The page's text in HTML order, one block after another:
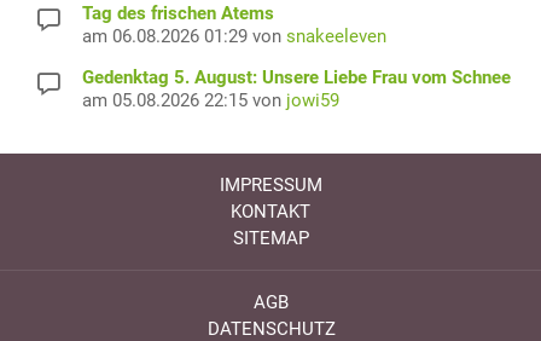
Tag des frischen Atems
am 06.08.2026 01:29 von snakeeleven
Gedenktag 5. August: Unsere Liebe Frau vom Schnee
am 05.08.2026 22:15 von jowi59
IMPRESSUM
KONTAKT
SITEMAP
AGB
DATENSCHUTZ